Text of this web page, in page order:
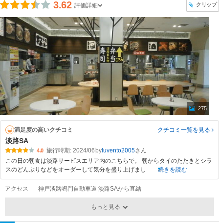
3.62 評価詳細 クリップ
275
満足度の高いクチコミ クチコミ一覧を見る
淡路SA
4.0 旅行時期: 2024/06 byluvento2005
この日の朝食は淡路サービスエリア内のこちらで。 朝からタイのたたきとシラ
スのどんぶりなどをオーダーして気分を盛り上げまし
続きを読む
アクセス 神戸淡路鳴門自動車道 淡路SAから直結
もっと見る